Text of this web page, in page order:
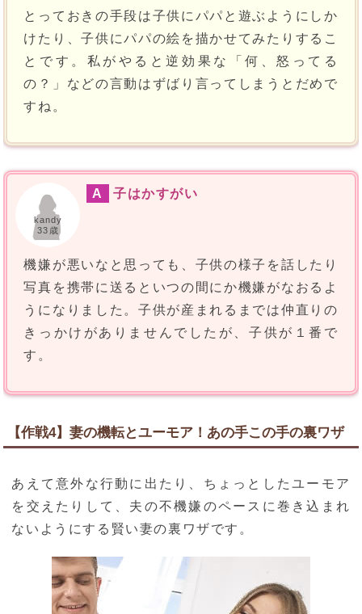
とっておきの手段は子供にパパと遊ぶようにしか
けたり、子供にパパの絵を描かせてみたりするこ
とです。私がやると逆効果な「何、怒ってる
の？」などの言動はずばり言ってしまうとだめで
すね。
kandy
33歳
A 子はかすがい
機嫌が悪いなと思っても、子供の様子を話したり
写真を携帯に送るといつの間にか機嫌がなおるよ
うになりました。子供が産まれるまでは仲直りの
きっかけがありませんでしたが、子供が１番で
す。
【作戦4】妻の機転とユーモア！あの手この手の裏ワザ
あえて意外な行動に出たり、ちょっとしたユーモア
を交えたりして、夫の不機嫌のペースに巻き込まれ
ないようにする賢い妻の裏ワザです。